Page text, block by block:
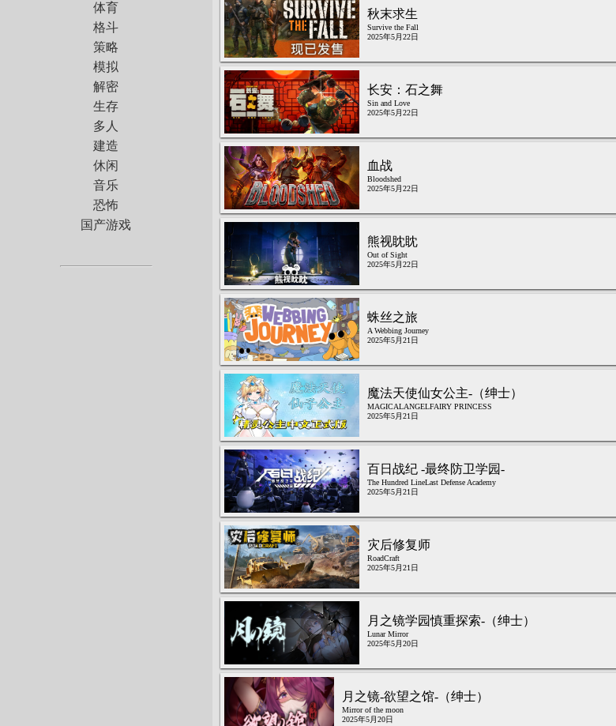
体育
格斗
策略
模拟
解密
生存
多人
建造
休闲
音乐
恐怖
国产游戏
秋末求生
Survive the Fall
2025年5月22日
长安：石之舞
Sin and Love
2025年5月22日
血战
Bloodshed
2025年5月22日
熊视眈眈
Out of Sight
2025年5月22日
蛛丝之旅
A Webbing Journey
2025年5月21日
魔法天使仙女公主-（绅士）
MAGICALANGELFAIRY PRINCESS
2025年5月21日
百日战纪 -最终防卫学园-
The Hundred LineLast Defense Academy
2025年5月21日
灾后修复师
RoadCraft
2025年5月21日
月之镜学园慎重探索-（绅士）
Lunar Mirror
2025年5月20日
月之镜-欲望之馆-（绅士）
Mirror of the moon
2025年5月20日